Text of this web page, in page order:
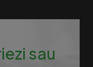
sau